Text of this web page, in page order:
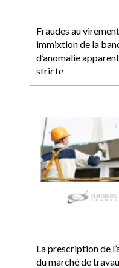
Fraudes au
immixtion de la
d’anomalie
stricte
La prescription de
du marché de